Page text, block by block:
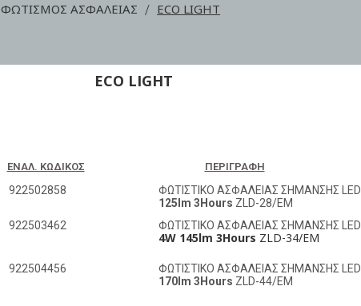
ΦΩΤΙΣΜΟΣ ΑΣΦΑΛΕΙΑΣ ECO LIGHT
ECO LIGHT
ΕΝΑΛ. ΚΩΔΙΚΌΣ ΠΕΡΙΓΡΑΦΉ
922502858 ΦΩΤΙΣΤΙΚΟ ΑΣΦΑΛΕΙΑΣ ΣΗΜΑΝΣΗΣ LED
125lm 3Hours ZLD-28/EM
922503462 ΦΩΤΙΣΤΙΚΟ ΑΣΦΑΛΕΙΑΣ ΣΗΜΑΝΣΗΣ LED
4W 145lm 3Hours ZLD-34/EM
922504456 ΦΩΤΙΣΤΙΚΟ ΑΣΦΑΛΕΙΑΣ ΣΗΜΑΝΣΗΣ LED
170lm 3Hours ZLD-44/EM